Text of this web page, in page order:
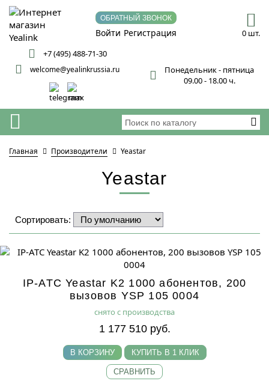
+7 (495) 488-71-30
welcome@yealinkrussia.ru
Понедельник - пятница
09.00 - 18.00 ч.
ОБРАТНЫЙ ЗВОНОК
Войти Регистрация 0 шт.
Главная Производители Yeastar
Yeastar
Сортировать:
IP-АТС Yeastar K2 1000 абонентов, 200
вызовов YSP 105 0004
снято с производства
1 177 510 руб.
В КОРЗИНУ КУПИТЬ В 1 КЛИК
СРАВНИТЬ